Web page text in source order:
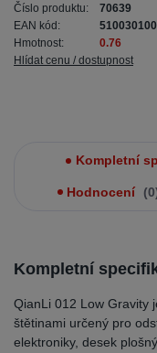
Číslo produktu:
70639
EAN kód:
Hmotnost:
0.76
Hlídat cenu / dostupnost
Kompletní
Hodnocení 0
Kompletní
QianLi 012 Low Gravity
štětinami určený pro
elektroniky, desek